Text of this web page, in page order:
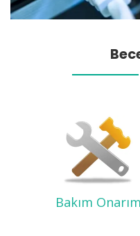
Bakım Onarım